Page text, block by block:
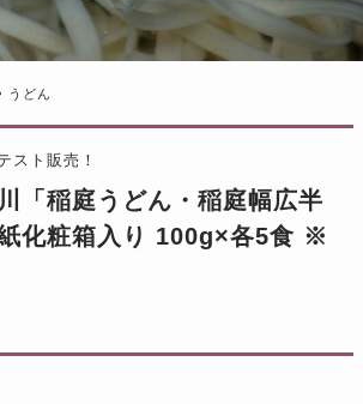
うどん
スト販売！
「稲庭うどん・稲庭幅広半
化粧箱入り 100g×各5食 ※